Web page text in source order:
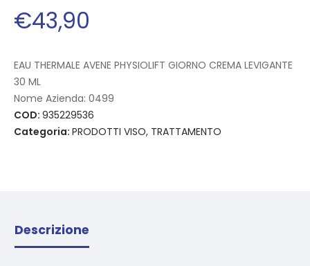
€43,90
EAU THERMALE AVENE PHYSIOLIFT GIORNO CREMA LEVIGANTE
30 ML
Nome Azienda: 0499
COD: 935229536
Categoria: PRODOTTI VISO, TRATTAMENTO
Descrizione